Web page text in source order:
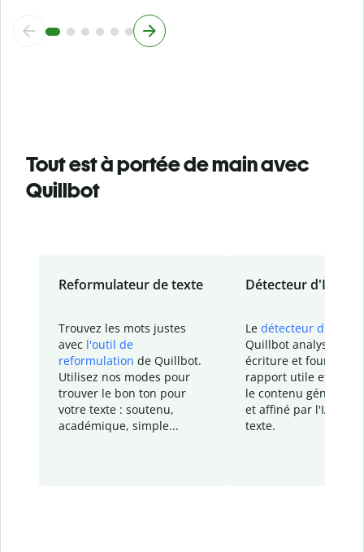
Tout est à portée de main avec
Quillbot
Reformulateur de texte
Trouvez les mots justes
avec l'outil de
reformulation de Quillbot.
Utilisez nos modes pour
trouver le bon ton pour
votre texte : soutenu,
académique, simple...
Détecteur d'IA
Le détecteur d'IA
Quillbot analyse votre
écriture et fournit un
rapport utile et
le contenu généré
et affiné par l'IA
texte.